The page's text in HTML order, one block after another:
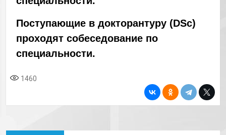
Поступающие в докторантуру (DSc)
проходят собеседование по
специальности.
1460